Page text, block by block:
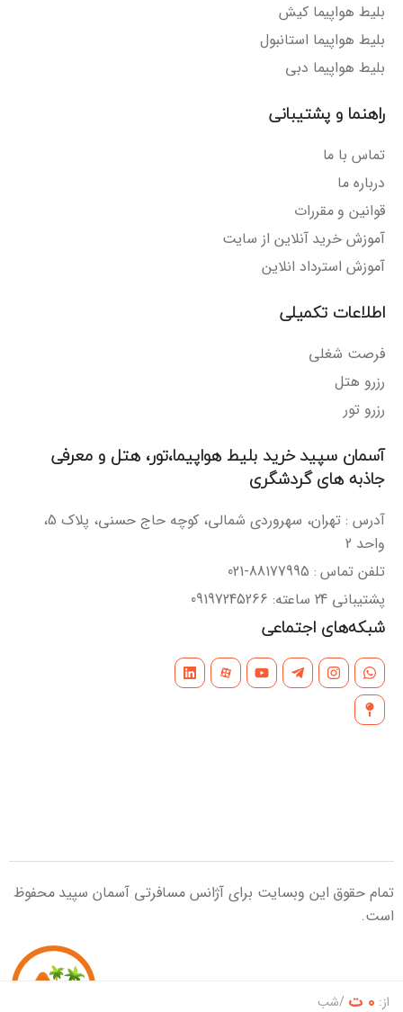
از: 0 ت /شب
بلیط هواپیما کیش
بلیط هواپیما استانبول
بلیط هواپیما دبی
راهنما و پشتیبانی
تماس با ما
درباره ما
قوانین و مقررات
آموزش خرید آنلاین از سایت
آموزش استرداد انلاین
اطلاعات تکمیلی
فرصت شغلی
رزرو هتل
رزرو تور
آسمان سپید خرید بلیط هواپیما،تور، هتل و معرفی
جاذبه های گردشگری
آدرس : تهران، سهروردی شمالی، کوچه حاج حسنی، پلاک 5،
واحد 2
تلفن تماس : 88177995-021
پشتیبانی 24 ساعته: 09197245266
شبکه‌های اجتماعی
تمام حقوق این وبسایت برای آژانس مسافرتی آسمان سپید محفوظ
است.